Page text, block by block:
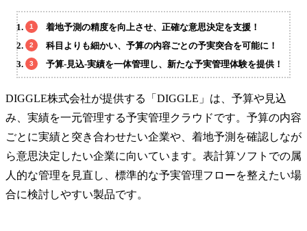
着地予測の精度を向上させ、正確な意思決定を支援！
科目よりも細かい、予算の内容ごとの予実突合を可能に！
予算-見込-実績を一体管理し、新たな予実管理体験を提供！
DIGGLE株式会社が提供する「DIGGLE」は、予算や見込
み、実績を一元管理する予実管理クラウドです。予算の内容
ごとに実績と突き合わせたい企業や、着地予測を確認しなが
ら意思決定したい企業に向いています。表計算ソフトでの属
人的な管理を見直し、標準的な予実管理フローを整えたい場
合に検討しやすい製品です。